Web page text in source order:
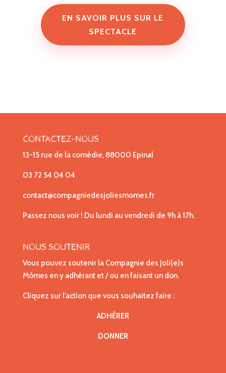
EN SAVOIR PLUS SUR LE
SPECTACLE
CONTACTEZ-NOUS
13-15 rue de la comédie, 88000 Epinal
03 72 54 04 04
contact@compagniedesjoliesmomes.fr
Passez nous voir ! Du lundi au vendredi de 9h à 17h.
NOUS SOUTENIR
Vous pouvez soutenir la Compagnie des Joli(e)s
Mômes en y adhérant et / ou en faisant un don.
Cliquez sur l’action que vous souhaitez faire :
ADHÉRER
DONNER